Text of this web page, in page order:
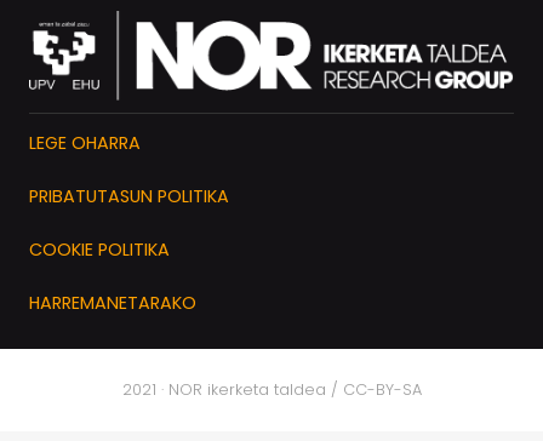
LEGE OHARRA
PRIBATUTASUN POLITIKA
COOKIE POLITIKA
HARREMANETARAKO
2021 · NOR ikerketa taldea / CC-BY-SA